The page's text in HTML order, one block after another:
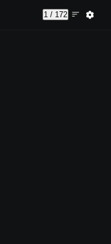
1 / 172